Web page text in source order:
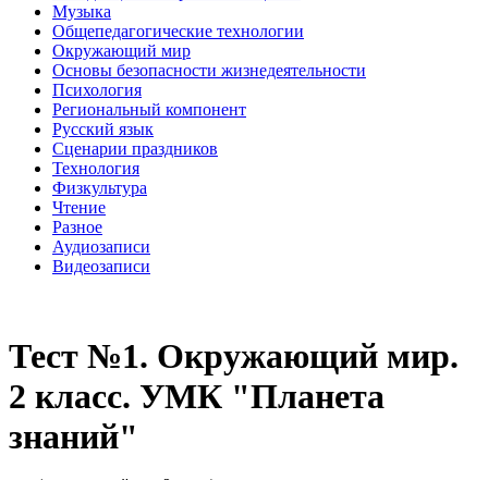
Музыка
Общепедагогические технологии
Окружающий мир
Основы безопасности жизнедеятельности
Психология
Региональный компонент
Русский язык
Сценарии праздников
Технология
Физкультура
Чтение
Разное
Аудиозаписи
Видеозаписи
Тест №1. Окружающий мир.
2 класс. УМК "Планета
знаний"